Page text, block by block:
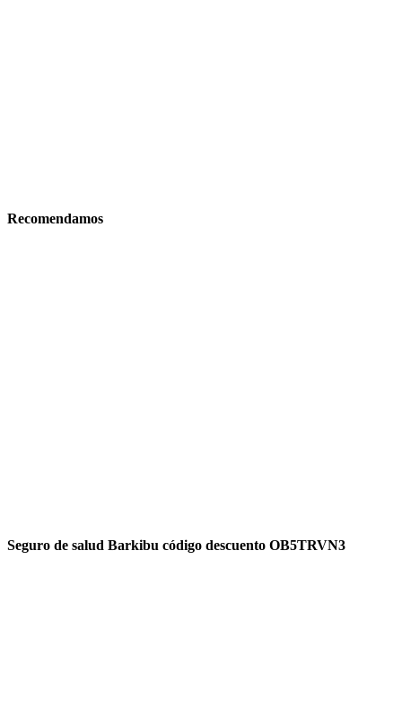
Recomendamos
Seguro de salud Barkibu código descuento OB5TRVN3